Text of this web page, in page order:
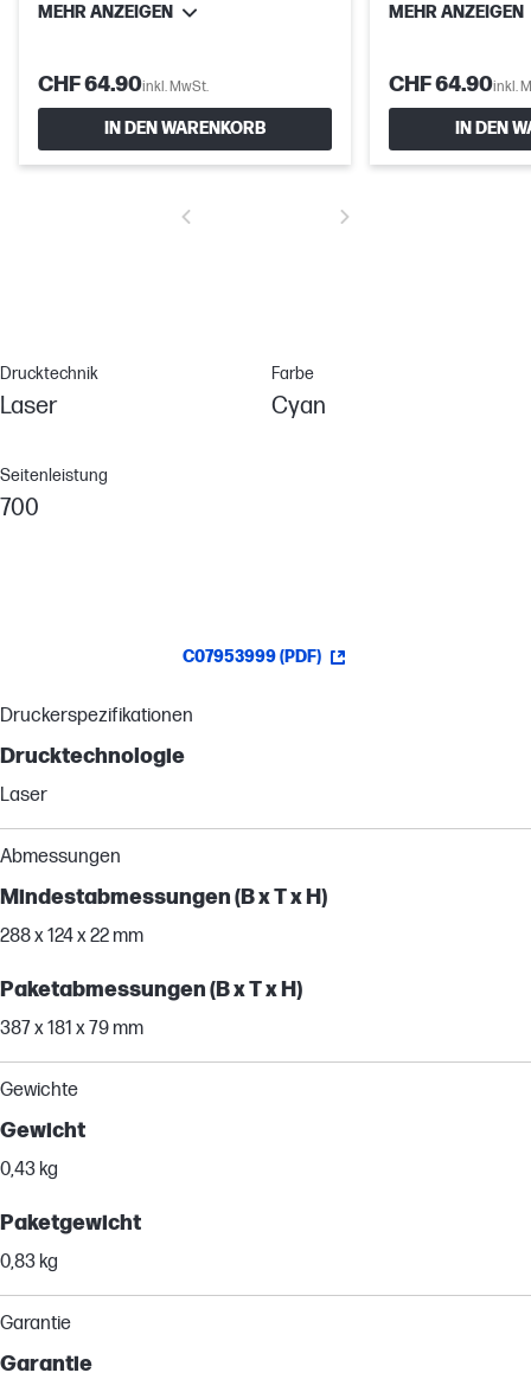
MEHR ANZEIGEN
CHF 64.90inkl. MwSt.
IN DEN WARENKORB
MEHR ANZEIGEN
CHF 64.90inkl.
IN DEN
Drucktechnik
Laser
Farbe
Cyan
Seitenleistung
700
C07953999 (PDF)
Druckerspezifikationen
Drucktechnologie
Laser
Abmessungen
Mindestabmessungen (B x T x H)
288 x 124 x 22 mm
Paketabmessungen (B x T x H)
387 x 181 x 79 mm
Gewichte
Gewicht
0,43 kg
Paketgewicht
0,83 kg
Garantie
Garantie